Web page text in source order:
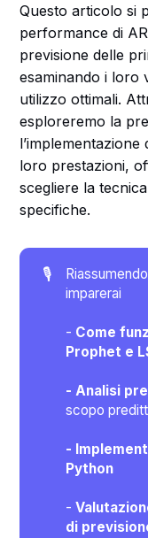
Questo articolo si
performance di
previsione delle
esaminando i loro
utilizzo ottimali.
esploreremo la
loro prestazioni,
scegliere la
specifiche.
🎙️
imparerai
- Come
Prophet e
- Analisi
scopo
-
Python
-
di